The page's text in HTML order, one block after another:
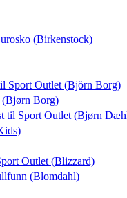
(Birkenstock)
Sport Outlet (Björn Borg)
Borg)
til Sport Outlet (Bjørn
Outlet (Blizzard)
(Blomdahl)